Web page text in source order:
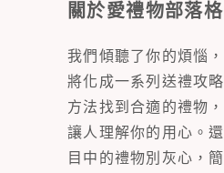
關於愛禮物部落格
我們傾聽了你的煩惱
將化成一系列送禮攻
方法找到合適的禮物
讓人理解你的用心。
目中的禮物別灰心，